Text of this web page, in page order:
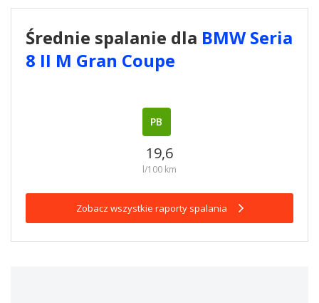
Średnie spalanie dla BMW Seria
8 II M Gran Coupe
PB
19,6
l/100 km
Zobacz wszystkie raporty spalania